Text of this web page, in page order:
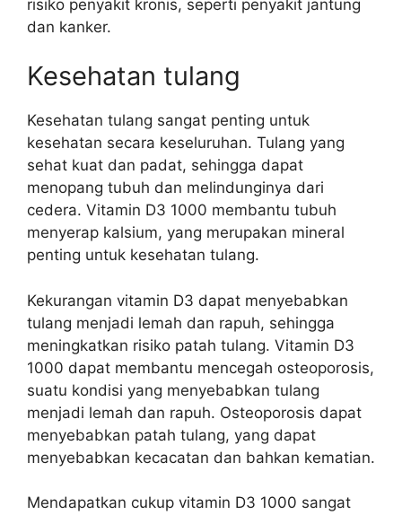
risiko penyakit kronis, seperti penyakit jantung
dan kanker.
Kesehatan tulang
Kesehatan tulang sangat penting untuk
kesehatan secara keseluruhan. Tulang yang
sehat kuat dan padat, sehingga dapat
menopang tubuh dan melindunginya dari
cedera. Vitamin D3 1000 membantu tubuh
menyerap kalsium, yang merupakan mineral
penting untuk kesehatan tulang.
Kekurangan vitamin D3 dapat menyebabkan
tulang menjadi lemah dan rapuh, sehingga
meningkatkan risiko patah tulang. Vitamin D3
1000 dapat membantu mencegah osteoporosis,
suatu kondisi yang menyebabkan tulang
menjadi lemah dan rapuh. Osteoporosis dapat
menyebabkan patah tulang, yang dapat
menyebabkan kecacatan dan bahkan kematian.
Mendapatkan cukup vitamin D3 1000 sangat